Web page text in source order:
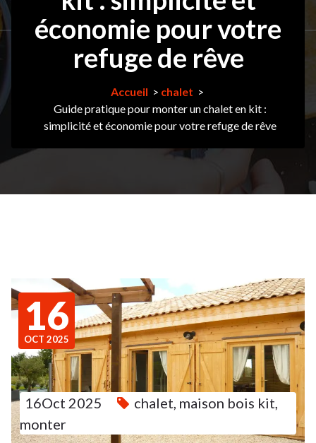
économie pour votre
refuge de rêve
Accueil > chalet >
Guide pratique pour monter un chalet en kit :
simplicité et économie pour votre refuge de rêve
16
OCT 2025
16Oct 2025 chalet maison bois kit
monter